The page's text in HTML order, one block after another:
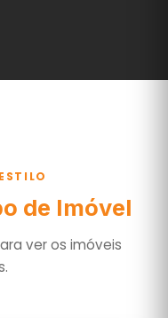
de Imóvel
ver os imóveis